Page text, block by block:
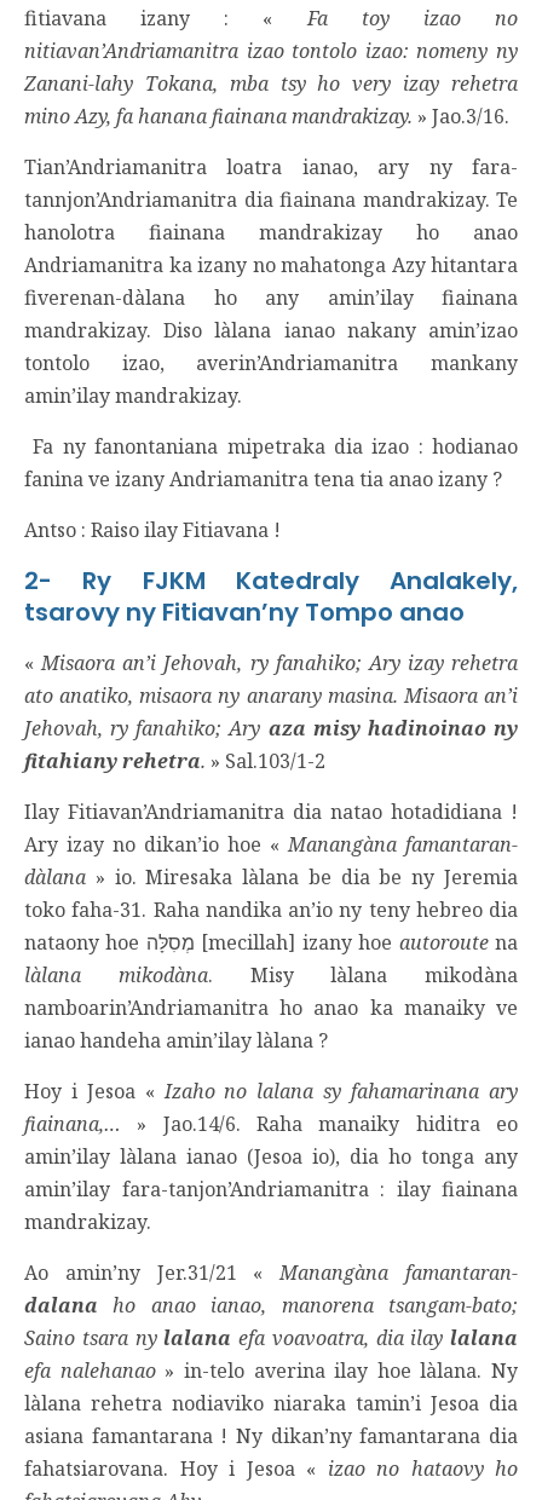
fitiavana izany : «Fa toy izao no
nitiavan’Andriamanitra izao tontolo izao: nomeny ny
Zanani-lahy Tokana, mba tsy ho very izay rehetra
mino Azy, fa hanana fiainana mandrakizay. » Jao.3/16.
Tian’Andriamanitra loatra ianao, ary ny fara-
tannjon’Andriamanitra dia fiainana mandrakizay. Te
hanolotra fiainana mandrakizay ho anao
Andriamanitra ka izany no mahatonga Azy hitantara
fiverenan-dàlana ho any amin’ilay fiainana
mandrakizay. Diso làlana ianao nakany amin’izao
tontolo izao, averin’Andriamanitra mankany
amin’ilay mandrakizay.
Fa ny fanontaniana mipetraka dia izao : hodianao
fanina ve izany Andriamanitra tena tia anao izany ?
Antso : Raiso ilay Fitiavana !
2- Ry FJKM Katedraly Analakely,
tsarovy ny Fitiavan’ny Tompo anao
«Misaora an’i Jehovah, ry fanahiko; Ary izay rehetra
ato anatiko, misaora ny anarany masina. Misaora an’i
Jehovah, ry fanahiko; Ary aza misy hadinoinao ny
fitahiany rehetra. » Sal.103/1-2
Ilay Fitiavan’Andriamanitra dia natao hotadidiana !
Ary izay no dikan’io hoe «Manangàna famantaran-
dàlana » io. Miresaka làlana be dia be ny Jeremia
toko faha-31. Raha nandika an’io ny teny hebreo dia
nataony hoe מְסִלָּה [mecillah] izany hoe autoroutena
làlana mikodàna. Misy làlana mikodàna
namboarin’Andriamanitra ho anao ka manaiky ve
ianao handeha amin’ilay làlana ?
Hoy i Jesoa «Izaho no lalana sy fahamarinana ary
fiainana,… » Jao.14/6. Raha manaiky hiditra eo
amin’ilay làlana ianao (Jesoa io), dia ho tonga any
amin’ilay fara-tanjon’Andriamanitra : ilay fiainana
mandrakizay.
Ao amin’ny Jer.31/21 «Manangàna famantaran-
dalana ho anao ianao, manorena tsangam-bato;
Saino tsara nylalana efa voavoatra, dia ilay lalana
efa nalehanao» in-telo averina ilay hoe làlana. Ny
làlana rehetra nodiaviko niaraka tamin’i Jesoa dia
asiana famantarana ! Ny dikan’ny famantarana dia
fahatsiarovana. Hoy i Jesoa « izao no hataovy ho